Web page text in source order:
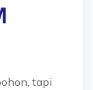
tapi